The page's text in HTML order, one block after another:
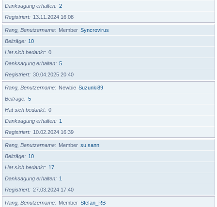
Danksagung erhalten
2
Registriert
13.11.2024 16:08
Rang, Benutzername Member Syncrovirus
Beiträge
10
Hat sich bedankt
0
Danksagung erhalten
5
Registriert
30.04.2025 20:40
Rang, Benutzername Newbie Suzunki89
Beiträge
5
Hat sich bedankt
0
Danksagung erhalten
1
Registriert
10.02.2024 16:39
Rang, Benutzername Member su.sann
Beiträge
10
Hat sich bedankt
17
Danksagung erhalten
1
Registriert
27.03.2024 17:40
Rang, Benutzername Member Stefan_RB